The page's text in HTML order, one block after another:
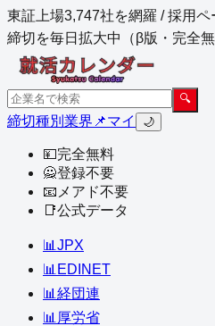
東証上場3,747社を網羅 / 採用ペ
締切を毎日拡大中（β版・完全無
🔍
締切種別 業界 📌マイ 🌙
💴完全無料
🙅登録不要
📧 メアド不要
📑公式データ
📊 JPX
📊 EDINET
📊 経団連
📊 厚労省